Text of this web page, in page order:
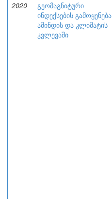
2020
გეომაგნიტური
ინდექსების გამოყენება
ამინდის და კლიმატის
კვლევაში